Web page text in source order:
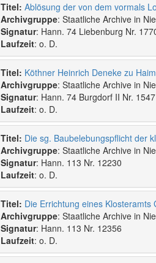
Titel:
Archivgruppe: Staatliche Archive in
Signatur: Hann. 74 Liebenburg Nr.
Laufzeit: o. D.
Titel:
Archivgruppe: Staatliche Archive in
Signatur: Hann. 74 Burgdorf II Nr. 1547
Laufzeit: o. D.
Titel:
Archivgruppe: Staatliche Archive in
Signatur: Hann. 113 Nr. 12230
Laufzeit: o. D.
Titel: Die Errichtung eines Klosteramts
Archivgruppe: Staatliche Archive in
Signatur: Hann. 113 Nr. 12356
Laufzeit: o. D.